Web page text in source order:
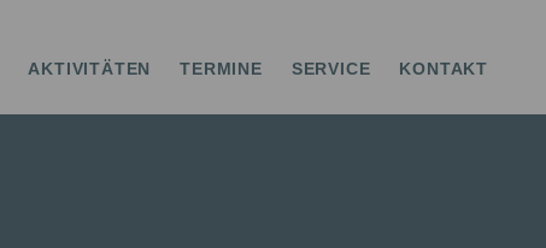
AKTIVITÄTEN TERMINE SERVICE KONTAKT